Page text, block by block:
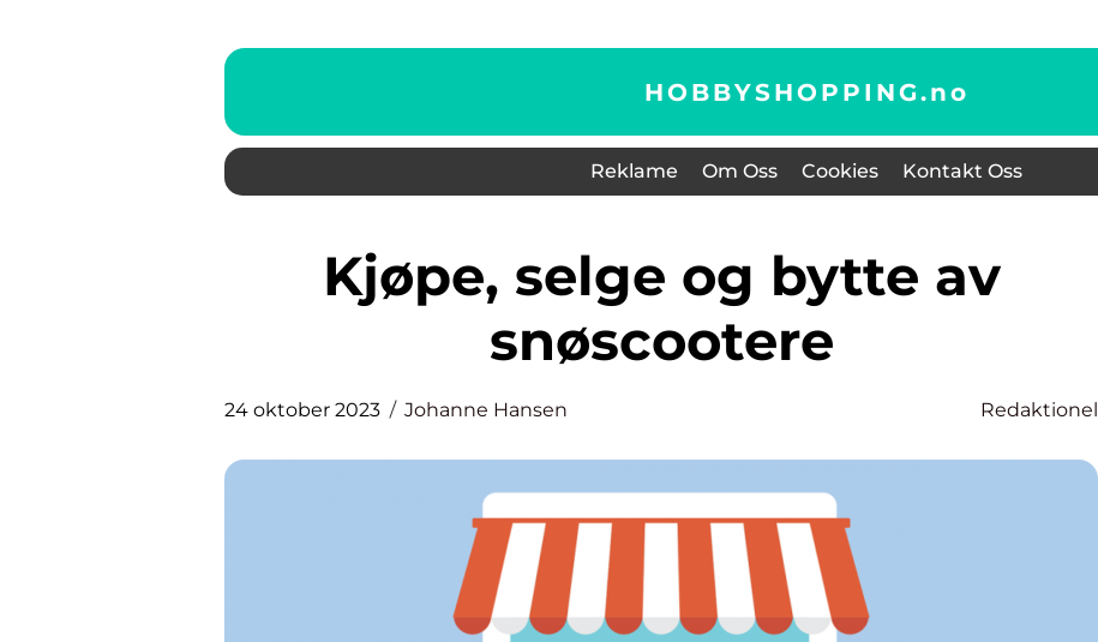
HOBBYSHOPPING.no
Reklame Om Oss Cookies Kontakt Oss
Kjøpe, selge og bytte av
snøscootere
24 oktober 2023 Johanne Hansen Redaktionel